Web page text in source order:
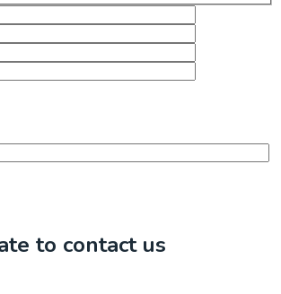
to contact us